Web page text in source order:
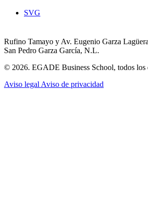
SVG
Rufino Tamayo y Av. Eugenio Garza
San Pedro Garza García, N.L.
© 2026. EGADE Business School, todos los
Aviso legal Aviso de privacidad